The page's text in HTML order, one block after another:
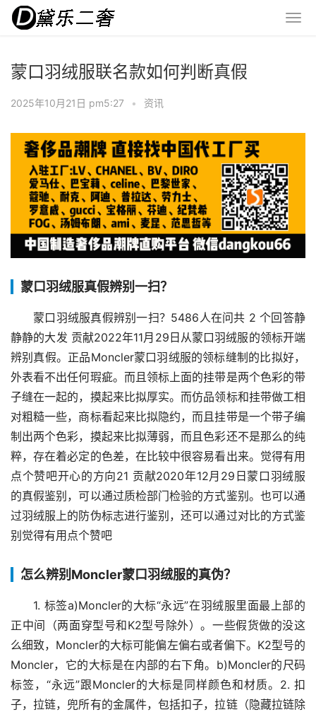
蒙口羽绒服联名款如何判断真假
2025年10月21日 pm5:27 • 资讯
蒙口羽绒服真假辨别一扫？
蒙口羽绒服真假辨别一扫？5486人在问共 2 个回答静
静静的大发 贡献2022年11月29日从蒙口羽绒服的领标开端
辨别真假。正品Moncler蒙口羽绒服的领标缝制的比拟好，
外表看不出任何瑕疵。而且领标上面的挂带是两个色彩的带
子缝在一起的，摸起来比拟厚实。而仿品领标和挂带做工相
对粗糙一些，商标看起来比拟隐约，而且挂带是一个带子编
制出两个色彩，摸起来比拟薄弱，而且色彩还不是那么的纯
粹，存在着必定的色差，在比较中很容易看出来。觉得有用
点个赞吧开心的方向21 贡献2020年12月29日蒙口羽绒服
的真假鉴别，可以通过质检部门检验的方式鉴别。也可以通
过羽绒服上的防伪标志进行鉴别，还可以通过对比的方式鉴
别觉得有用点个赞吧
怎么辨别Moncler蒙口羽绒服的真伪？
1. 标签a)Moncler的大标“永远”在羽绒服里面最上部的
正中间（两面穿型号和K2型号除外）。一些假货做的没这
么细致，Moncler的大标可能偏左偏右或者偏下。K2型号的
Moncler，它的大标是在内部的右下角。b)Moncler的尺码
标签，“永远”跟Moncler的大标是同样颜色和材质。2. 扣
子，拉链，兜所有的金属件，包括扣子，拉链（隐藏拉链除